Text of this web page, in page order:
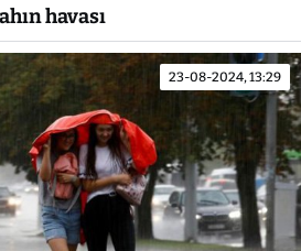
havası
23-08-2024, 13:29